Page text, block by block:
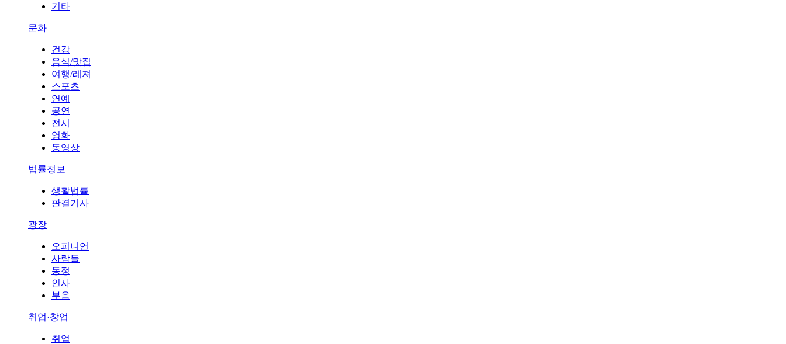
기타
문화
건강
음식/맛집
여행/레져
스포츠
연예
공연
전시
영화
동영상
법률정보
생활법률
판결기사
광장
오피니언
사람들
동정
인사
부음
취업·창업
취업